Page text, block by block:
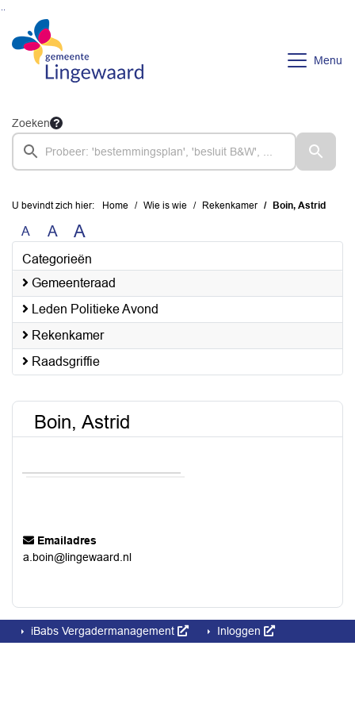
Ga naar de inhoud van deze pagina
Ga naar het zoeken
Ga naar het menu
Menu
Zoeken
U bevindt zich hier: Home Wie is wie Rekenkamer Boin, Astrid
A A A
Categorieën
Gemeenteraad
Leden Politieke Avond
Rekenkamer
Raadsgriffie
Boin, Astrid
Emailadres
a.boin@lingewaard.nl
iBabs Vergadermanagement Inloggen